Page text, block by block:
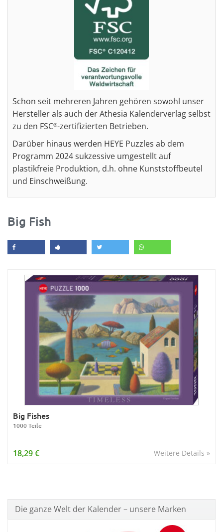
Schon seit mehreren Jahren gehören sowohl unser
Hersteller als auch der Athesia Kalenderverlag selbst
zu den FSC®-zertifizierten Betrieben.
Darüber hinaus werden HEYE Puzzles ab dem
Programm 2024 sukzessive umgestellt auf
plastikfreie Produktion, d.h. ohne Kunststoffbeutel
und Einschweißung.
Big Fish
Big Fishes
1000 Teile
Weitere Details »
18,29 €
Die ganze Welt der Kalender – unsere Marken